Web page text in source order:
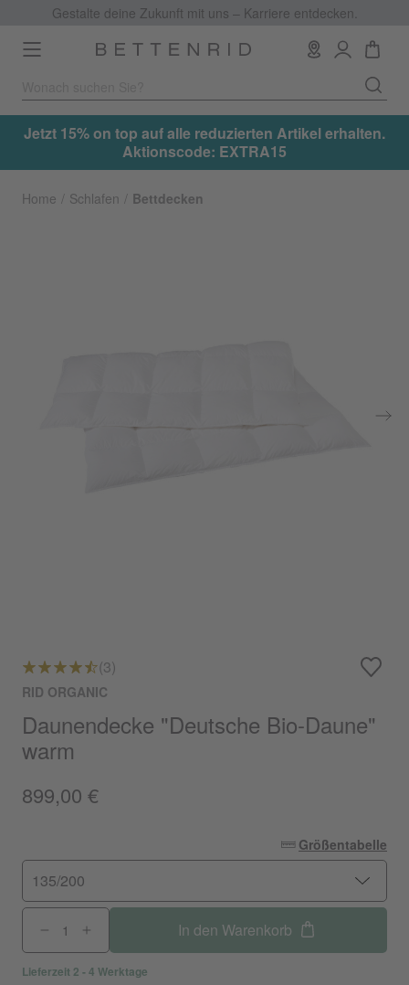
Gestalte deine Zukunft mit uns – Karriere entdecken.
Toggle
navigation
Jetzt 15% on top auf alle reduzierten Artikel erhalten.
Aktionscode: EXTRA15
Home Schlafen Bettdecken
(3)
RID ORGANIC
Daunendecke "Deutsche Bio-Daune"
warm
899,00 €
Größentabelle
135/200
In den Warenkorb
Lieferzeit 2 - 4 Werktage